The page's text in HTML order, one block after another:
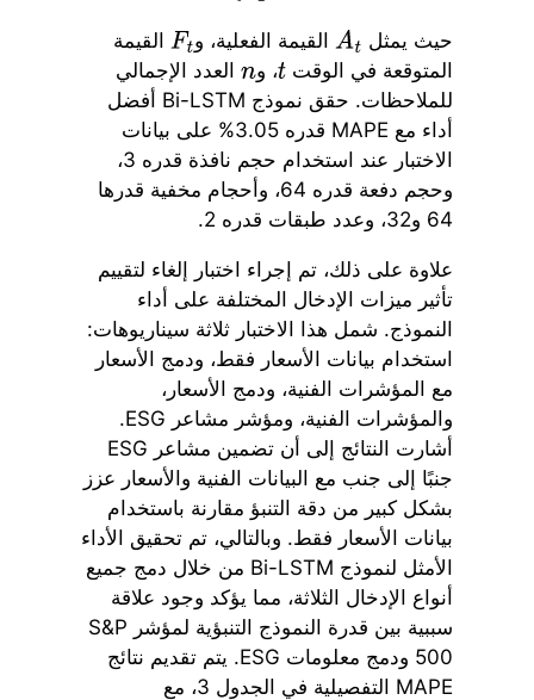
حيث يمثل At القيمة الفعلية، و Ft
القيمة
المتوقعة في الوقت t، وn العدد الإجمالي
للملاحظات. حقق نموذج Bi-LSTM أفضل
أداء مع MAPE قدره 3.05% على بيانات
الاختبار عند استخدام حجم نافذة قدره 3،
وحجم دفعة قدره 64، وأحجام مخفية قدرها
64 و32، وعدد طبقات قدره 2.
علاوة على ذلك، تم إجراء اختبار إلغاء لتقييم
تأثير ميزات الإدخال المختلفة على أداء
النموذج. شمل هذا الاختبار ثلاثة سيناريوهات:
استخدام بيانات الأسعار فقط، ودمج الأسعار
مع المؤشرات الفنية، ودمج الأسعار،
والمؤشرات الفنية، ومؤشر مشاعر ESG.
أشارت النتائج إلى أن تضمين مشاعر ESG
جنبًا إلى جنب مع البيانات الفنية والأسعار عزز
بشكل كبير من دقة التنبؤ مقارنة باستخدام
بيانات الأسعار فقط. وبالتالي، تم تحقيق الأداء
الأمثل لنموذج Bi-LSTM من خلال دمج جميع
أنواع الإدخال الثلاثة، مما يؤكد وجود علاقة
سببية بين قدرة النموذج التنبؤية لمؤشر S&P
500 ودمج معلومات ESG. يتم تقديم نتائج
MAPE التفصيلية في الجدول 3، مع